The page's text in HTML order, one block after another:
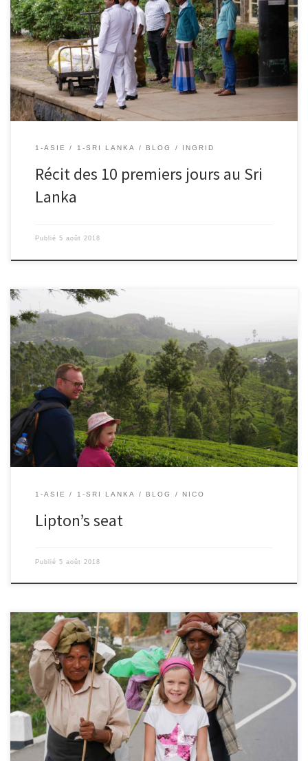
5/08/2018 – Ingrid Nous débarquons de notre premier vol
international à 20km de Negombo. En fin d’après midi le vendredi
27 juillet nous voilà installés dans notre hôtel. Contents de pouvoir
enfin nous poser après ce long vol, pendant lequel nous avons
dormi 4h, parents comme enfants. Et surtout ravis […]
1-ASIE 1-SRI LANKA BLOG INGRID
Récit des 10 premiers jours au Sri
Lanka
Publié 5 août 2018
5/08/2018 – Nico Sir Thomas Lipton est écossais. Il a inventé, entre
autres, le sachet de thé ! Auto-entrepreneur, autodidacte et fou
de travail, il avait investi dans des plantations de thé au Sri Lanka.
Pour garder un oeil sur ses plantations, il aimait s’assoir au sommet
de la montagne […]
1-ASIE 1-SRI LANKA BLOG NICO
Lipton’s seat
Publié 5 août 2018
4/08/2018 – Nico Encore une belle expérience de voyage… Il est
17h30 quand nous rentrons de balade parmi les plantations de
thé. C’est la fin de la récolte de la journée et les cueilleuses
reviennent avec leurs sacs remplis de petites feuilles vertes. Nous
allons alors assister à la pesée. […]